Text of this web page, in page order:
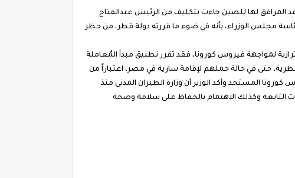
المرافق لها للصين جاءت بتكليف من الرئيس عبدالفتاح
مجلس الوزراء، بأنه في ضوء ما قررته دولة قطر، من حظر
لمواجهة فيروس كورونا، فقد تقرر تطبيق مبدأ المُعاملة
حتى في حالة حملهم لإقامة سارية في مصر، اعتباراً من
كورونا المستجد وأكد الوزير أن وزارة الطيران المدنى منذ
التابعة وكذلك الاهتمام بالحفاظ على سلامة وصحة